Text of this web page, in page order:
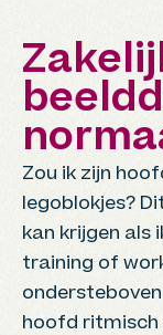
Zou ik zijn
legoblokjes?
kan krijgen als
training of
hoofd ritmisch